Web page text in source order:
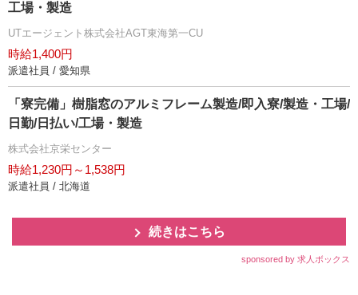
工場・製造
UTエージェント株式会社AGT東海第一CU
時給1,400円
派遣社員 / 愛知県
「寮完備」樹脂窓のアルミフレーム製造/即入寮/製造・工場/
日勤/日払い/工場・製造
株式会社京栄センター
時給1,230円～1,538円
派遣社員 / 北海道
続きはこちら
sponsored by 求人ボックス